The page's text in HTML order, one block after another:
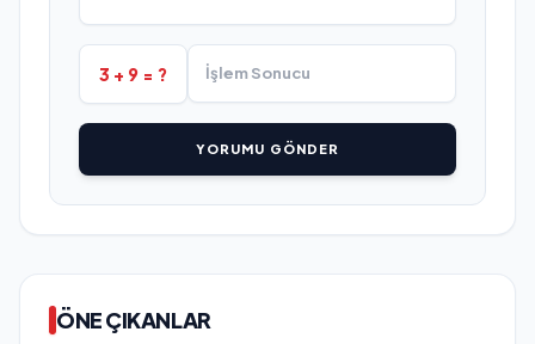
3 + 9 = ?
YORUMU GÖNDER
ÖNE ÇIKANLAR